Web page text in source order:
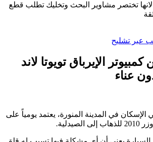
لانها تختصر مشاوير البحث وتخليك تطلب قطع
عبر تشليح
الإيرباق تويوتا لاند
في المدينة المنورة، يعتمد يومياً على